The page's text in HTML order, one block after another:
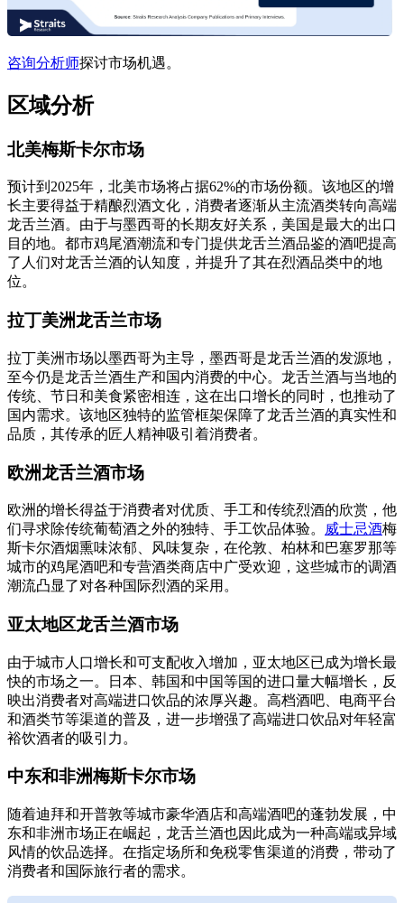
咨询分析师探讨市场机遇。
区域分析
北美梅斯卡尔市场
预计到2025年，北美市场将占据62%的市场份额。该地区的增
长主要得益于精酿烈酒文化，消费者逐渐从主流酒类转向高端
龙舌兰酒。由于与墨西哥的长期友好关系，美国是最大的出口
目的地。都市鸡尾酒潮流和专门提供龙舌兰酒品鉴的酒吧提高
了人们对龙舌兰酒的认知度，并提升了其在烈酒品类中的地
位。
拉丁美洲龙舌兰市场
拉丁美洲市场以墨西哥为主导，墨西哥是龙舌兰酒的发源地，
至今仍是龙舌兰酒生产和国内消费的中心。龙舌兰酒与当地的
传统、节日和美食紧密相连，这在出口增长的同时，也推动了
国内需求。该地区独特的监管框架保障了龙舌兰酒的真实性和
品质，其传承的匠人精神吸引着消费者。
欧洲龙舌兰酒市场
欧洲的增长得益于消费者对优质、手工和传统烈酒的欣赏，他
们寻求除传统葡萄酒之外的独特、手工饮品体验。
威士忌酒梅
斯卡尔酒烟熏味浓郁、风味复杂，在伦敦、柏林和巴塞罗那等
城市的鸡尾酒吧和专营酒类商店中广受欢迎，这些城市的调酒
潮流凸显了对各种国际烈酒的采用。
亚太地区龙舌兰酒市场
由于城市人口增长和可支配收入增加，亚太地区已成为增长最
快的市场之一。日本、韩国和中国等国的进口量大幅增长，反
映出消费者对高端进口饮品的浓厚兴趣。高档酒吧、电商平台
和酒类节等渠道的普及，进一步增强了高端进口饮品对年轻富
裕饮酒者的吸引力。
中东和非洲梅斯卡尔市场
随着迪拜和开普敦等城市豪华酒店和高端酒吧的蓬勃发展，中
东和非洲市场正在崛起，龙舌兰酒也因此成为一种高端或异域
风情的饮品选择。在指定场所和免税零售渠道的消费，带动了
消费者和国际旅行者的需求。